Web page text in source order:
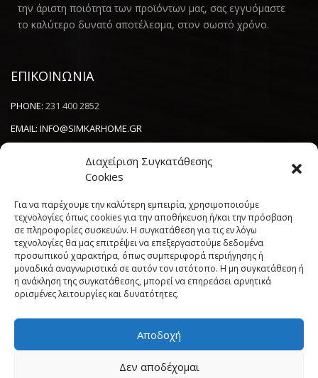
Διαχείριση Συγκατάθεσης
Cookies
Για να παρέχουμε την καλύτερη εμπειρία, χρησιμοποιούμε
τεχνολογίες όπως cookies για την αποθήκευση ή/και την πρόσβαση
σε πληροφορίες συσκευών. Η συγκατάθεση για τις εν λόγω
τεχνολογίες θα μας επιτρέψει να επεξεργαστούμε δεδομένα
προσωπικού χαρακτήρα, όπως συμπεριφορά περιήγησης ή
μοναδικά αναγνωριστικά σε αυτόν τον ιστότοπο. Η μη συγκατάθεση ή
η ανάκληση της συγκατάθεσης, μπορεί να επηρεάσει αρνητικά
ορισμένες λειτουργίες και δυνατότητες.
Αποδοχή
Δεν αποδέχομαι
την άριστη ποιότητα των προϊόντων μας, σας εγγυόμαστε
το καλύτερο δυνατό αποτέλεσμα, στον σωστό χρόνο.
ΕΠΙΚΟΙΝΩΝΙΑ
PHONE: 231 400 2852
EMAIL: INFO@SIMKARHOME.GR
NEWSLETTER
----------------------
Πολιτική Cookies (ΕΕ)
Όροι και Προϋποθέσεις
Δήλωση Απορρήτου
My account